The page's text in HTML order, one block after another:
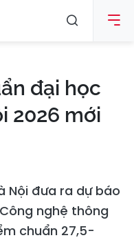
đại học
2026 mới
Nội đưa ra dự báo
nghệ thông
chuẩn 27,5-